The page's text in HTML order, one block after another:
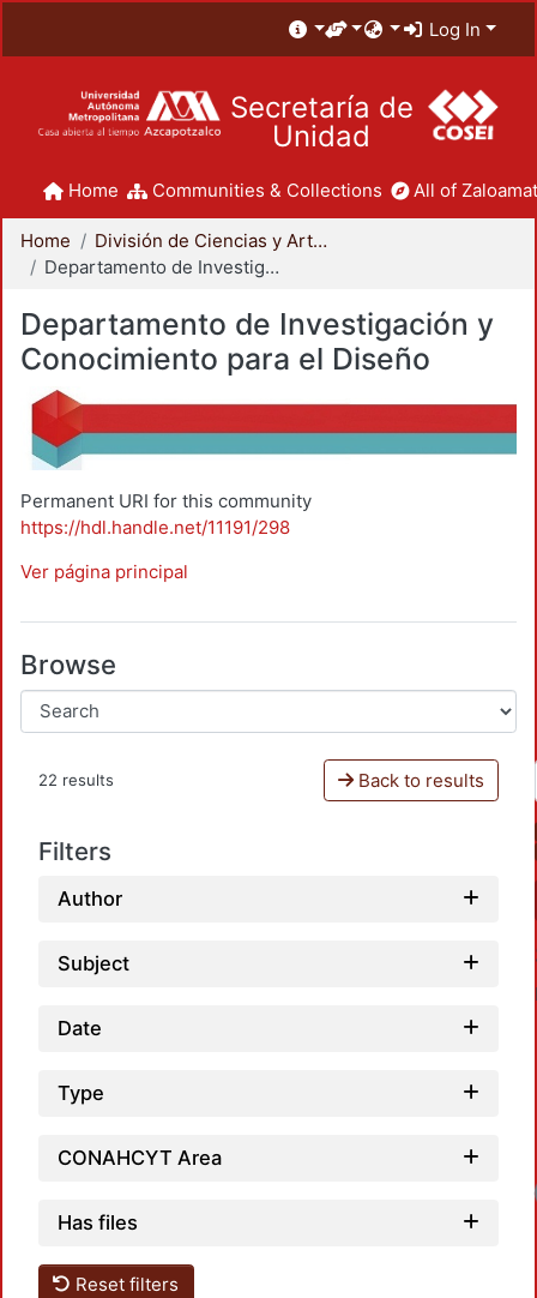
Log In
Secretaría de
Unidad
Home Communities & Collections All of
Home
División de Ciencias y Artes para el Diseño
Departamento de Investigación y Conocimiento para el Diseño
Departamento de Investigación y
Conocimiento para el Diseño
Permanent URI for this community
https://hdl.handle.net/11191/298
Ver página principal
Browse
22 results Back to results
Filters
Author
Subject
Date
Type
CONAHCYT Area
Has files
Reset filters